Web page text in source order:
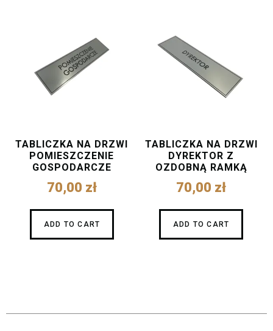
TABLICZKA NA DRZWI
POMIESZCZENIE
GOSPODARCZE
70,00 zł
ADD TO CART
TABLICZKA NA DRZWI
DYREKTOR Z
OZDOBNĄ RAMKĄ
70,00 zł
ADD TO CART